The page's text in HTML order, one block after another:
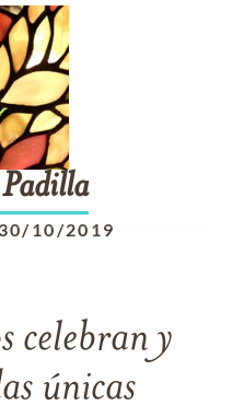
Padilla
30/10/2019
celebran y
únicas